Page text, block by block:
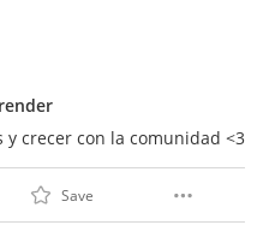
crecer con la comunidad <3
Save